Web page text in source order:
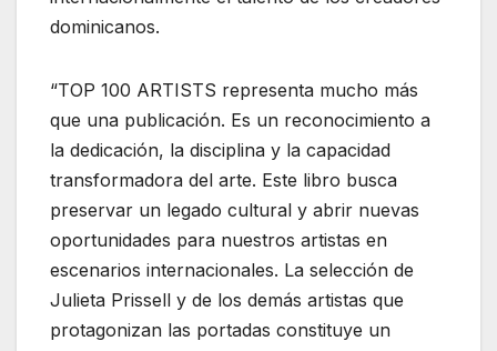
dominicanos.
“TOP 100 ARTISTS representa mucho más
que una publicación. Es un reconocimiento a
la dedicación, la disciplina y la capacidad
transformadora del arte. Este libro busca
preservar un legado cultural y abrir nuevas
oportunidades para nuestros artistas en
escenarios internacionales. La selección de
Julieta Prissell y de los demás artistas que
protagonizan las portadas constituye un